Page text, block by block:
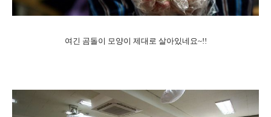
여긴 곰돌이 모양이 제대로 살아있네요~!!